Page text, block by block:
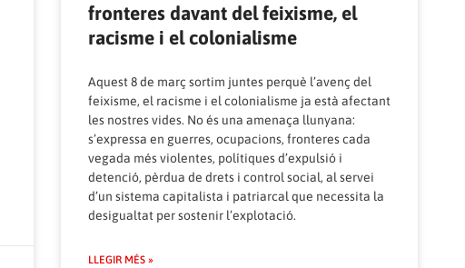
fronteres davant del feixisme, el
racisme i el colonialisme
Aquest 8 de març sortim juntes perquè l’avenç del
feixisme, el racisme i el colonialisme ja està afectant
les nostres vides. No és una amenaça llunyana:
s’expressa en guerres, ocupacions, fronteres cada
vegada més violentes, polítiques d’expulsió i
detenció, pèrdua de drets i control social, al servei
d’un sistema capitalista i patriarcal que necessita la
desigualtat per sostenir l’explotació.
LLEGIR MÉS »